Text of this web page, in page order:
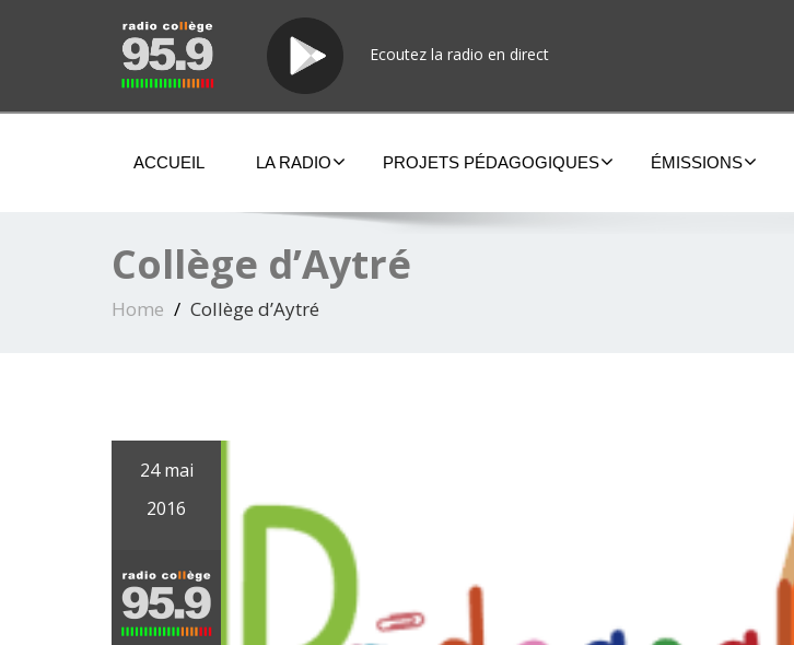
Ecoutez la radio en direct
ACCUEIL LA RADIO PROJETS PÉDAGOGIQUES ÉMISSIONS
Collège d’Aytré
Home Collège d’Aytré
24 mai
2016